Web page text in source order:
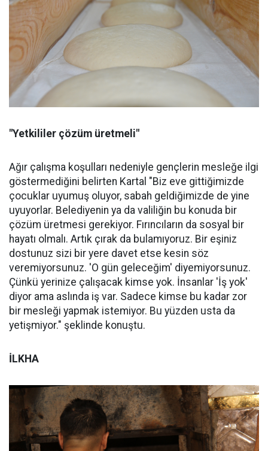
"Yetkililer çözüm üretmeli"
Ağır çalışma koşulları nedeniyle gençlerin mesleğe ilgi
göstermediğini belirten Kartal "Biz eve gittiğimizde
çocuklar uyumuş oluyor, sabah geldiğimizde de yine
uyuyorlar. Belediyenin ya da valiliğin bu konuda bir
çözüm üretmesi gerekiyor. Fırıncıların da sosyal bir
hayatı olmalı. Artık çırak da bulamıyoruz. Bir eşiniz
dostunuz sizi bir yere davet etse kesin söz
veremiyorsunuz. 'O gün geleceğim' diyemiyorsunuz.
Çünkü yerinize çalışacak kimse yok. İnsanlar 'İş yok'
diyor ama aslında iş var. Sadece kimse bu kadar zor
bir mesleği yapmak istemiyor. Bu yüzden usta da
yetişmiyor." şeklinde konuştu.
İLKHA